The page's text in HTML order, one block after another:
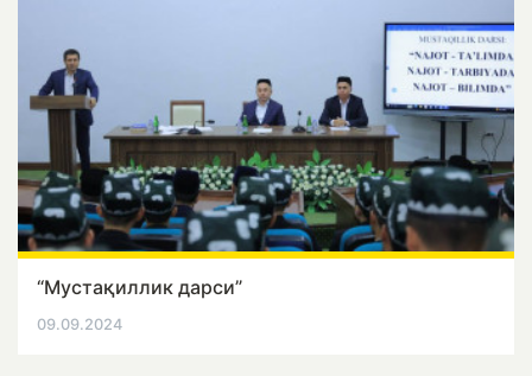
“Мустақиллик дарси”
09.09.2024